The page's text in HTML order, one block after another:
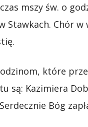
mszy św. o
Stawkach. Chór
które
są: Kazimiera
Bóg